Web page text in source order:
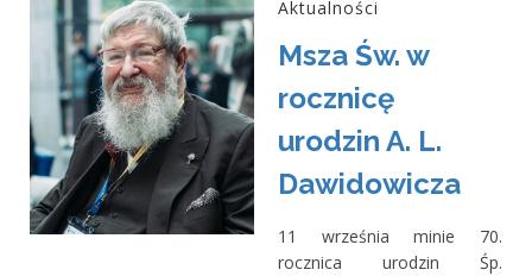
Aktualności
Msza Św. w
rocznicę
urodzin A. L.
Dawidowicza
11 września minie 70.
rocznica urodzin Śp.